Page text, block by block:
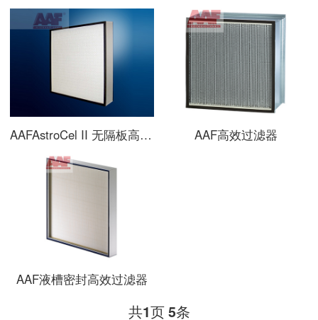
AAFAstroCel II 无隔板高效过滤器 AAF高效过滤器
AAF液槽密封高效过滤器
共1页5条